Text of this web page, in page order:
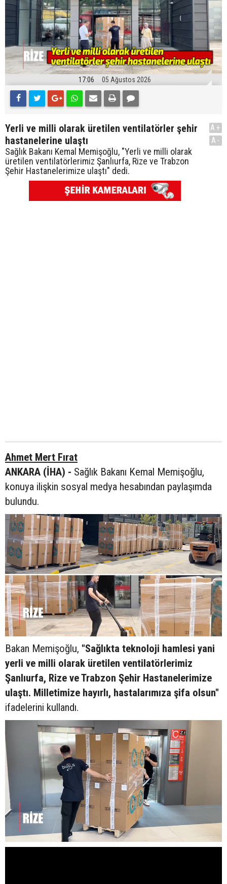
17:06 05 Ağustos 2026
Yerli ve milli olarak üretilen ventilatörler şehir
hastanelerine ulaştı
Sağlık Bakanı Kemal Memişoğlu, "Yerli ve milli olarak
üretilen ventilatörlerimiz Şanlıurfa, Rize ve Trabzon
Şehir Hastanelerimize ulaştı" dedi.
A+
A-
Ahmet Mert Fırat
ANKARA (İHA) - Sağlık Bakanı Kemal Memişoğlu,
konuya ilişkin sosyal medya hesabından paylaşımda
bulundu.
Bakan Memişoğlu, "Sağlıkta teknoloji hamlesi yani
yerli ve milli olarak üretilen ventilatörlerimiz
Şanlıurfa, Rize ve Trabzon Şehir Hastanelerimize
ulaştı. Milletimize hayırlı, hastalarımıza şifa olsun"
ifadelerini kullandı.